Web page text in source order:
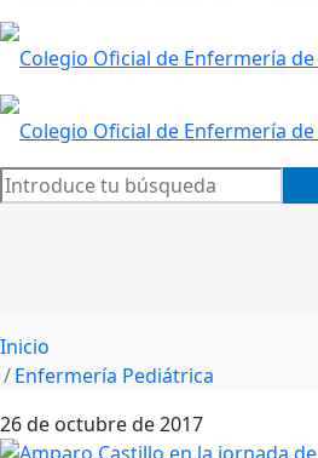
Inicio
Enfermería Pediátrica
26 de octubre de 2017